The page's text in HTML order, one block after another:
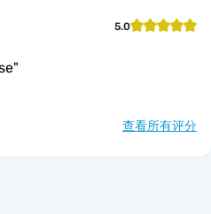
5.0
"
查看所有评分